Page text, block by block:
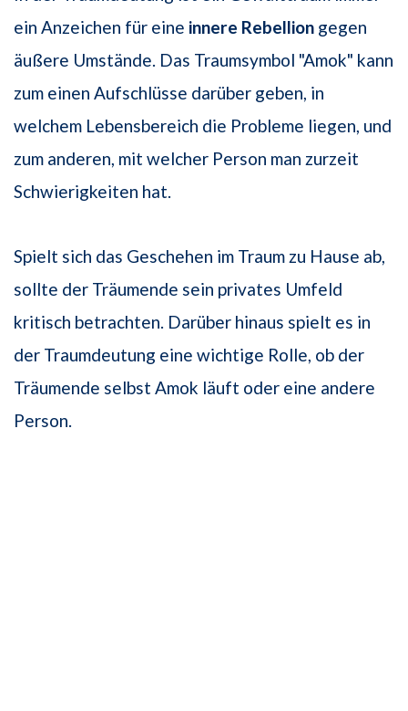
ein Anzeichen für eine innere Rebellion gegen
äußere Umstände. Das Traumsymbol "Amok" kann
zum einen Aufschlüsse darüber geben, in
welchem Lebensbereich die Probleme liegen, und
zum anderen, mit welcher Person man zurzeit
Schwierigkeiten hat.
Spielt sich das Geschehen im Traum zu Hause ab,
sollte der Träumende sein privates Umfeld
kritisch betrachten. Darüber hinaus spielt es in
der Traumdeutung eine wichtige Rolle, ob der
Träumende selbst Amok läuft oder eine andere
Person.